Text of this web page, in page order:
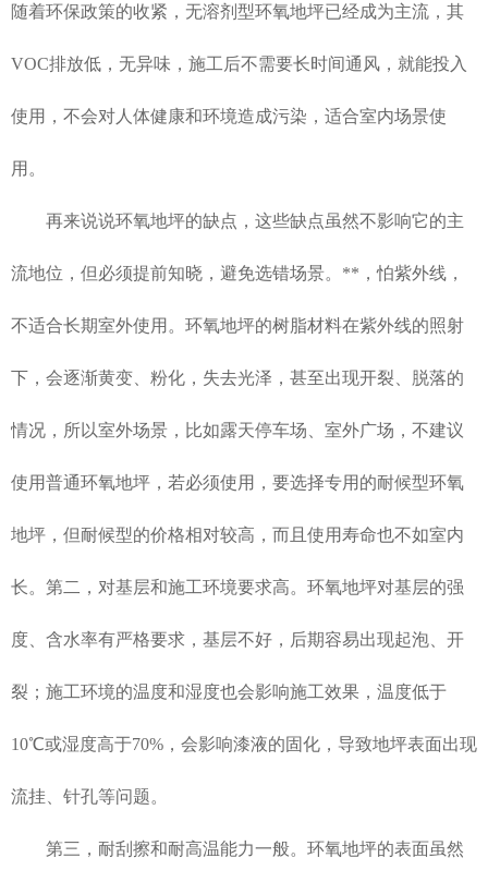
随着环保政策的收紧，无溶剂型环氧地坪已经成为主流，其
VOC排放低，无异味，施工后不需要长时间通风，就能投入
使用，不会对人体健康和环境造成污染，适合室内场景使
用。
再来说说环氧地坪的缺点，这些缺点虽然不影响它的主
流地位，但必须提前知晓，避免选错场景。**，怕紫外线，
不适合长期室外使用。环氧地坪的树脂材料在紫外线的照射
下，会逐渐黄变、粉化，失去光泽，甚至出现开裂、脱落的
情况，所以室外场景，比如露天停车场、室外广场，不建议
使用普通环氧地坪，若必须使用，要选择专用的耐候型环氧
地坪，但耐候型的价格相对较高，而且使用寿命也不如室内
长。第二，对基层和施工环境要求高。环氧地坪对基层的强
度、含水率有严格要求，基层不好，后期容易出现起泡、开
裂；施工环境的温度和湿度也会影响施工效果，温度低于
10℃或湿度高于70%，会影响漆液的固化，导致地坪表面出现
流挂、针孔等问题。
第三，耐刮擦和耐高温能力一般。环氧地坪的表面虽然